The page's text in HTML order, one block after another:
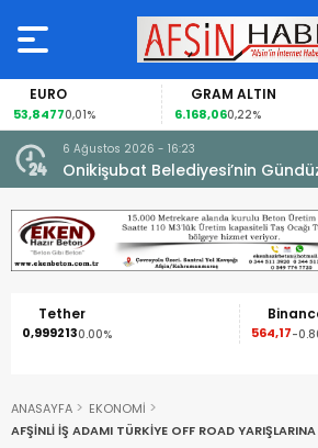
EURO
53,84770,01%
GRAM ALTIN
6.168,060,22%
6 Ağustos 2026 - 16:23
Onikişubat Belediyesi’nin
dönemin ön kayıtları başladı.
Tether
0,9992130.00% 564,17-
ANASAYFA
EKONOMİ
AFŞİNLİ İŞ ADAMI TÜRKİYE